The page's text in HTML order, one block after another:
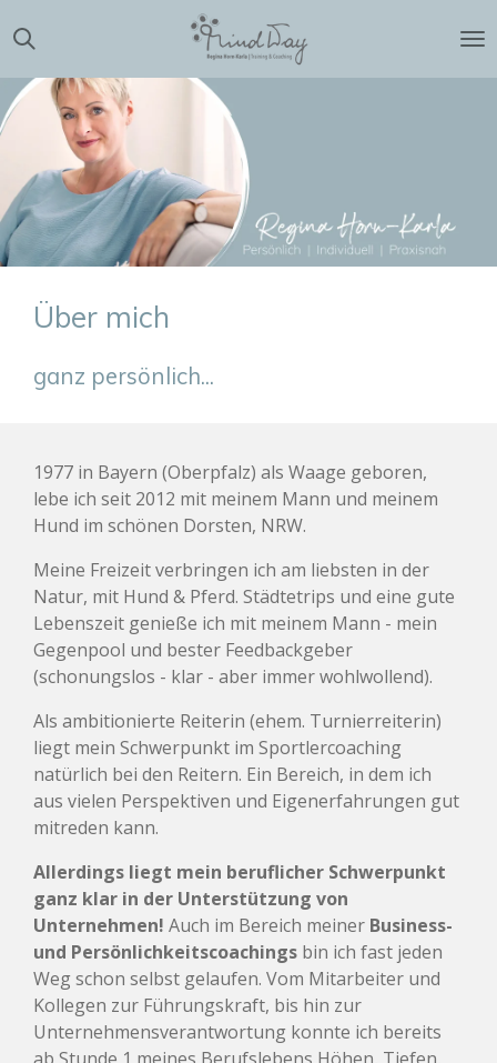
Hauptinhalt
springen
Über mich
ganz persönlich...
1977 in Bayern (Oberpfalz) als Waage geboren,
lebe ich seit 2012 mit meinem Mann und meinem
Hund im schönen Dorsten, NRW.
Meine Freizeit verbringen ich am liebsten in der
Natur, mit Hund & Pferd. Städtetrips und eine gute
Lebenszeit genieße ich mit meinem Mann - mein
Gegenpool und bester Feedbackgeber
(schonungslos - klar - aber immer wohlwollend).
Als ambitionierte Reiterin (ehem. Turnierreiterin)
liegt mein Schwerpunkt im Sportlercoaching
natürlich bei den Reitern. Ein Bereich, in dem ich
aus vielen Perspektiven und Eigenerfahrungen gut
mitreden kann.
Allerdings liegt mein beruflicher Schwerpunkt
ganz klar in der Unterstützung von
Unternehmen! Auch im Bereich meiner Business-
und Persönlichkeitscoachings bin ich fast jeden
Weg schon selbst gelaufen. Vom Mitarbeiter und
Kollegen zur Führungskraft, bis hin zur
Unternehmensverantwortung konnte ich bereits